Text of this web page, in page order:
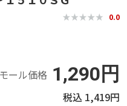
0.0
ール価格 1,290円
1,419円